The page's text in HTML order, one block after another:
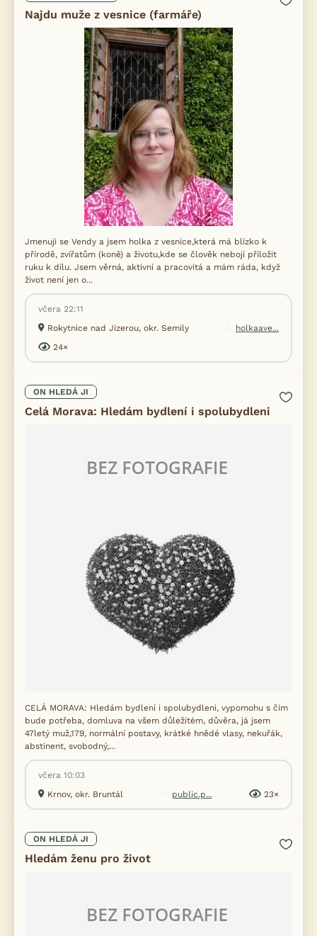
Najdu muže z vesnice (farmáře)
Jmenuji se Vendy a jsem holka z vesnice,která má blízko k
přírodě, zvířatům (koně) a životu,kde se člověk nebojí přiložit
ruku k dílu. Jsem věrná, aktivní a pracovitá a mám ráda, když
život není jen o...
včera 22:11
Rokytnice nad Jizerou, okr. Semily
holkaave...
24×
ON HLEDÁ JI
Celá Morava: Hledám bydlení i spolubydleni
CELÁ MORAVA: Hledám bydlení i spolubydleni, vypomohu s čim
bude potřeba, domluva na všem důležitém, důvěra, já jsem
47letý muž,179, normální postavy, krátké hnědé vlasy, nekuřák,
abstinent, svobodný,...
včera 10:03
Krnov, okr. Bruntál
public.p... 23×
ON HLEDÁ JI
Hledám ženu pro život